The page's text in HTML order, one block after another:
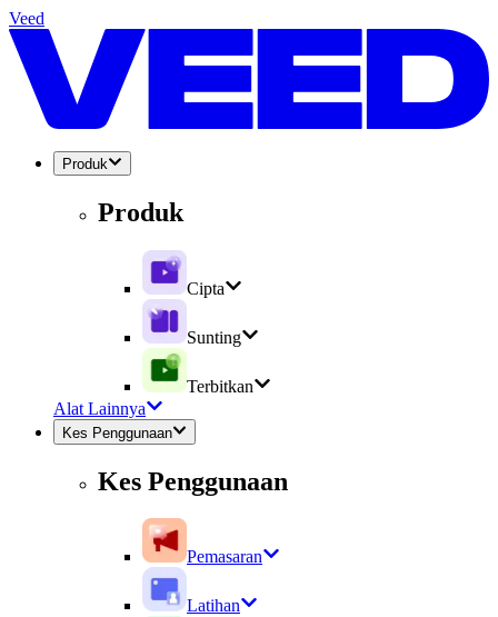
Veed
Produk
Produk
Cipta
Sunting
Terbitkan
Alat Lainnya
Kes Penggunaan
Kes Penggunaan
Pemasaran
Latihan